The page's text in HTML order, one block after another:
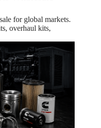
for global markets.
overhaul kits,